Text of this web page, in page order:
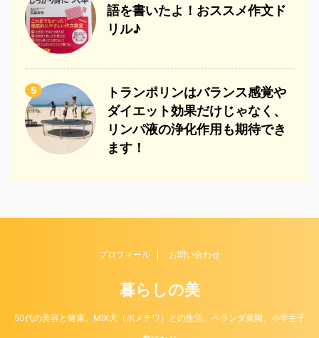
語を書いたよ！おススメ作文ド
リル♪
5
トランポリンはバランス感覚や
ダイエット効果だけじゃなく、
リンパ液の浄化作用も期待でき
ます！
プロフィール お問い合わせ
暮らしの美
50代の美容と健康、MIX犬（ポメチワ）との生活、ベランダ菜園、小学生子